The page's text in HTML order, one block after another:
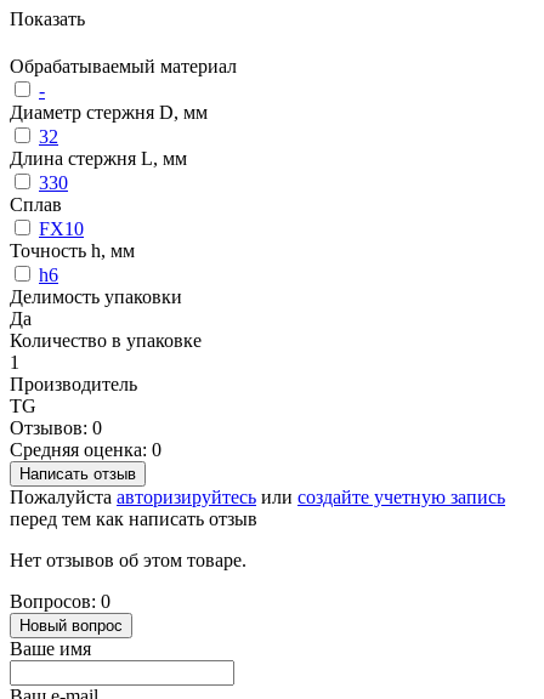
Показать
Обрабатываемый материал
-
Диаметр стержня D, мм
32
Длина стержня L, мм
330
Сплав
FX10
Точность h, мм
h6
Делимость упаковки
Да
Количество в упаковке
1
Производитель
TG
Отзывов: 0
Средняя оценка: 0
Написать отзыв
Пожалуйста авторизируйтесь или создайте учетную запись
перед тем как написать отзыв
Нет отзывов об этом товаре.
Вопросов: 0
Новый вопрос
Ваше имя